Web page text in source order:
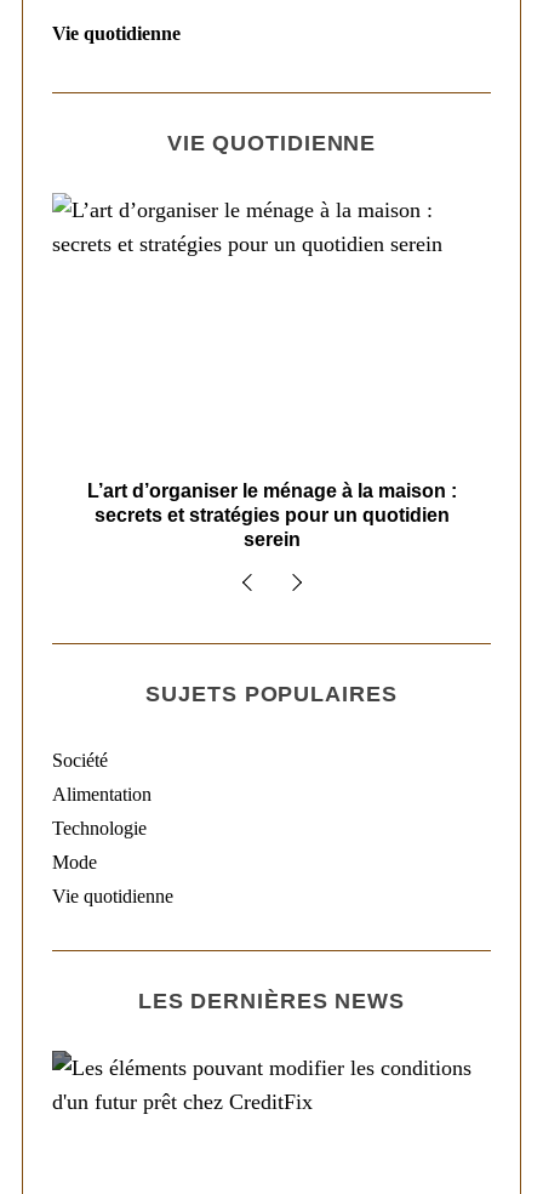
Vie quotidienne
VIE QUOTIDIENNE
L’art d’organiser le ménage à la maison :
secrets et stratégies pour un quotidien
serein
SUJETS POPULAIRES
Société
Alimentation
Technologie
Mode
Vie quotidienne
LES DERNIÈRES NEWS